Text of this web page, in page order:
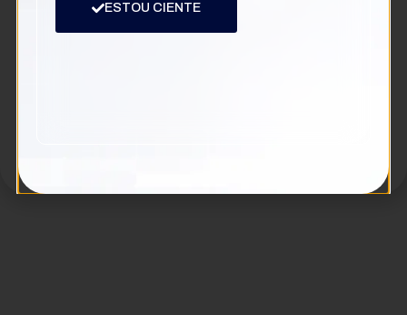
ESTOU CIENTE